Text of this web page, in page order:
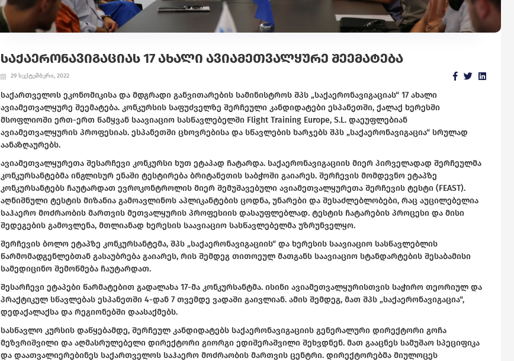
ᲡᲐᲥᲐᲔᲠᲝᲜᲐᲕᲘᲒᲐᲪᲘᲐᲡ 17 ᲐᲮᲐᲚᲘ ᲐᲕᲘᲐᲛᲔᲗᲕᲐᲚᲧᲣᲠᲔ ᲨᲔᲔᲛᲐᲢᲔᲑᲐ
29 სექტემბერი, 2022
საქართველოს ეკონომიკისა და მდგრადი განვითარების სამინისტროს შპს „საქაერონავიგაციას“ 17 ახალი
ავიამეთვალყურე შეემატება. კონკურსის საფუძველზე შერჩეული კანდიდატები ესპანეთში, ქალაქ ხერესში
მსოფლიოში ერთ-ერთ წამყვან საავიაციო სასწავლებელში Flight Training Europe, S.L. დაეუფლებიან
ავიამეთვალყურის პროფესიას. ესპანეთში ცხოვრებისა და სწავლების ხარჯებს შპს „საქაერონავიგაცია“ სრულად
აანაზღაურებს.
ავიამეთვალყურეთა შესარჩევი კონკურსი ხუთ ეტაპად ჩატარდა. საქაერონავიგაციის მიერ პირველადად შერჩეულმა
კონკურსანტებმა ინგლისურ ენაში ტესტირება ბრიტანეთის საბჭოში გაიარეს. შერჩევის მომდევნო ეტაპზე
კონკურსანტებს ჩაუტარდათ ევროკონტროლის მიერ შემუშავებული ავიამეთვალყურეთა შერჩევის ტესტი (FEAST).
აღნიშნული ტესტის მიზანია გამოავლინოს აპლიკანტების ცოდნა, უნარები და შესაძლებლობები, რაც აუცილებელია
საჰაერო მოძრაობის მართვის მეთვალყურის პროფესიის დასაუფლებლად. ტესტის ჩატარების პროცესი და მისი
შედეგების გამოვლენა, მთლიანად ხერესის საავიაციო სასწავლებელმა უზრუნველყო.
შერჩევის ბოლო ეტაპზე კონკურსანტემა, შპს „საქაერონავიგაციის“ და ხერესის საავიაციო სასწავლებლის
წარმომადგენლებთან გასაუბრება გაიარეს, რის შემდეგ თითოეულ მათგანს საავიაციო სტანდარტების შესაბამისი
სამედიცინო შემოწმება ჩაუტარდათ.
შესარჩევი ეტაპები წარმატებით გადალახა 17-მა კონკურსანტმა. ისინი ავიამეთვალყურისთვის საჭირო თეორიულ და
პრაქტიკულ სწავლებას ესპანეთში 4-დან 7 თვემდე ვადაში გაივლიან. ამის შემდეგ, მათ შპს „საქაერონავიგაცია“,
დედაქალაქსა და რეგიონებში დაასაქმებს.
სასწავლო კურსის დაწყებამდე, შერჩეულ კანდიდატებს საქაერონავიგაციის გენერალური დირექტორი გოჩა
მეზვრიშვილი და აღმასრულებელი დირექტორი გიორგი ედიშერაშვილი შეხვდნენ. მათ გააცნეს სამუშაო სპეციფიკა
და დაათვალიერებინეს საქართველოს საჰაერო მოძრაობის მართვის ცენტრი. დირექტორებმა მიულოცეს